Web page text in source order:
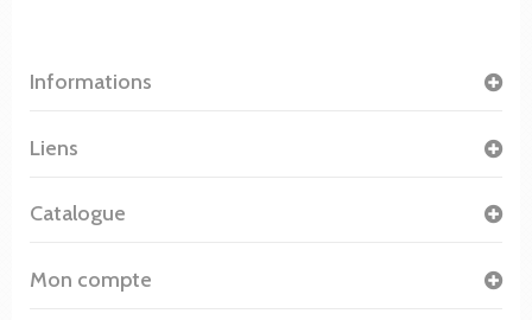
Informations
Liens
Catalogue
Mon compte